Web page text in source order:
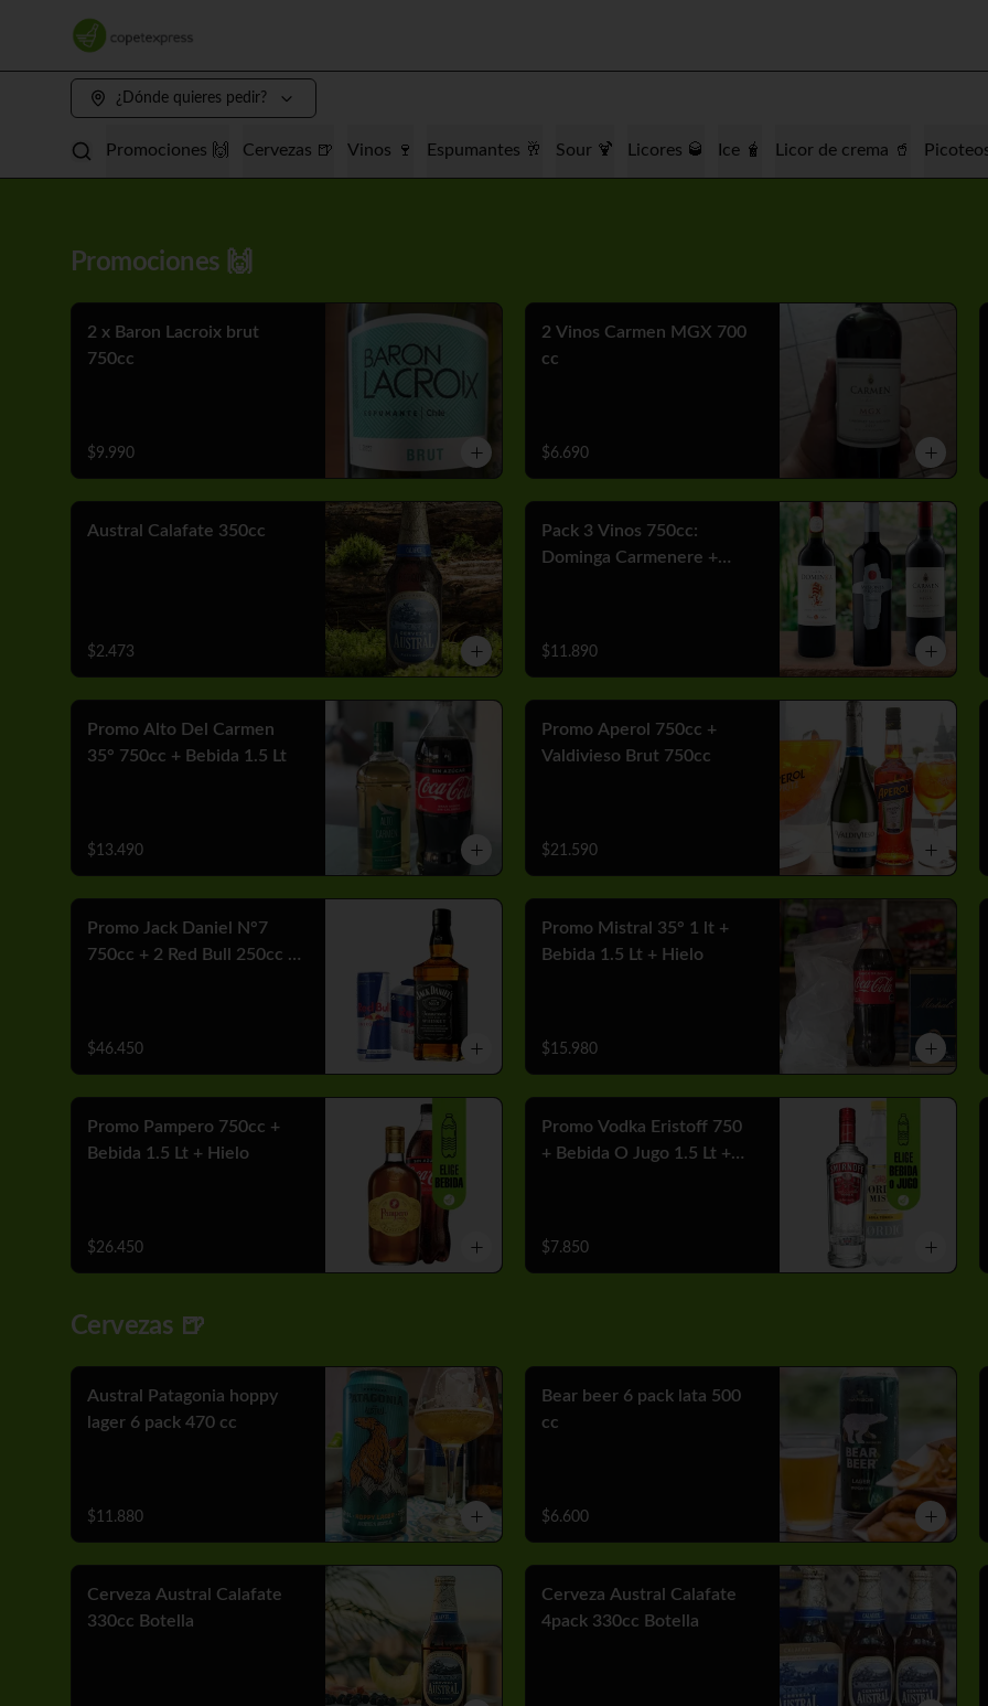
¿Dónde quieres pedir?
Promociones 🙌 Cervezas 🍺 Vinos 🍷 Espumantes 🥂 Sour 🍹 Licores 🥃 Ice 🧋 Licor de crema 🥤
Promociones 🙌
2 x Baron Lacroix brut
750cc
$9.990
2 Vinos Carmen MGX 700
cc
$6.690
Austral Calafate 350cc
$2.473
Pack 3 Vinos 750cc:
Dominga Carmenere +
$11.890
Promo Alto Del Carmen
35° 750cc + Bebida 1.5 Lt
$13.490
Promo Aperol 750cc +
Valdivieso Brut 750cc
$21.590
Promo Jack Daniel N°7
750cc + 2 Red Bull 250cc +
$46.450
Promo Mistral 35° 1 lt +
Bebida 1.5 Lt + Hielo
$15.980
Promo Pampero 750cc +
Bebida 1.5 Lt + Hielo
$26.450
Promo Vodka Eristoff 750
+ Bebida O Jugo 1.5 Lt +
$7.850
Cervezas 🍺
Austral Patagonia hoppy
lager 6 pack 470 cc
$11.880
Bear beer 6 pack lata 500
cc
$6.600
Cerveza Austral Calafate
330cc Botella
Cerveza Austral Calafate
4pack 330cc Botella